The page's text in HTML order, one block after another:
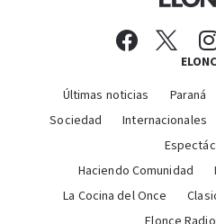
Últimas noticias Paraná
Sociedad
Internacionales
Haciendo Comunidad
La Cocina del Once